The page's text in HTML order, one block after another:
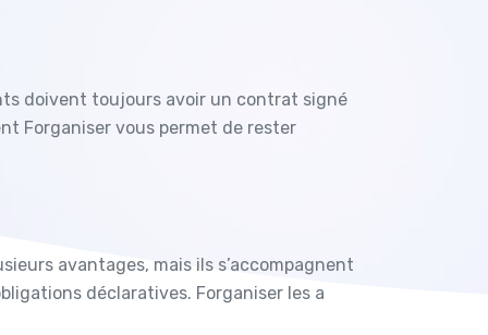
doivent toujours avoir un contrat signé
Forganiser vous permet de rester
avantages, mais ils s’accompagnent
déclaratives. Forganiser les a